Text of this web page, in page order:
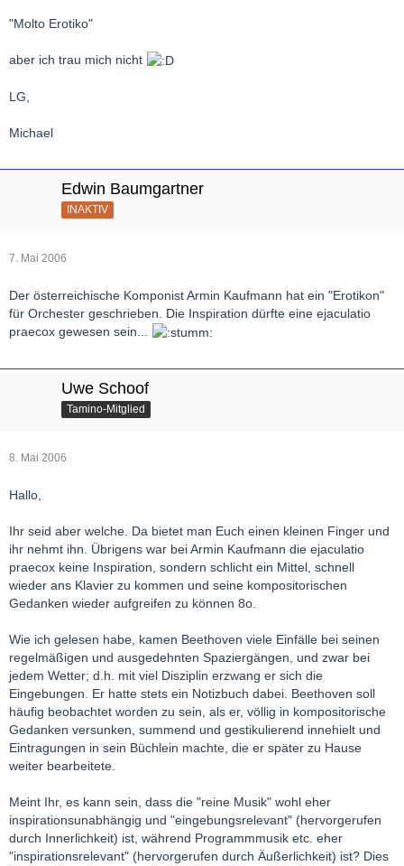
"Molto Erotiko"
aber ich trau mich nicht
LG,
Michael
Edwin Baumgartner
INAKTIV
7. Mai 2006
Der österreichische Komponist Armin Kaufmann hat ein "Erotikon"
für Orchester geschrieben. Die Inspiration dürfte eine ejaculatio
praecox gewesen sein...
Uwe Schoof
Tamino-Mitglied
8. Mai 2006
Hallo,
Ihr seid aber welche. Da bietet man Euch einen kleinen Finger und
ihr nehmt ihn. Übrigens war bei Armin Kaufmann die ejaculatio
praecox keine Inspiration, sondern schlicht ein Mittel, schnell
wieder ans Klavier zu kommen und seine kompositorischen
Gedanken wieder aufgreifen zu können 8o.
Wie ich gelesen habe, kamen Beethoven viele Einfälle bei seinen
regelmäßigen und ausgedehnten Spaziergängen, und zwar bei
jedem Wetter; d.h. mit viel Disziplin erzwang er sich die
Eingebungen. Er hatte stets ein Notizbuch dabei. Beethoven soll
häufig beobachtet worden zu sein, als er, völlig in kompositorische
Gedanken versunken, summend und gestikulierend innehielt und
Eintragungen in sein Büchlein machte, die er später zu Hause
weiter bearbeitete.
Meint Ihr, es kann sein, dass die "reine Musik" wohl eher
inspirationsunabhängig und "eingebungsrelevant" (hervorgerufen
durch Innerlichkeit) ist, während Programmmusik etc. eher
"inspirationsrelevant" (hervorgerufen durch Äußerlichkeit) ist? Dies